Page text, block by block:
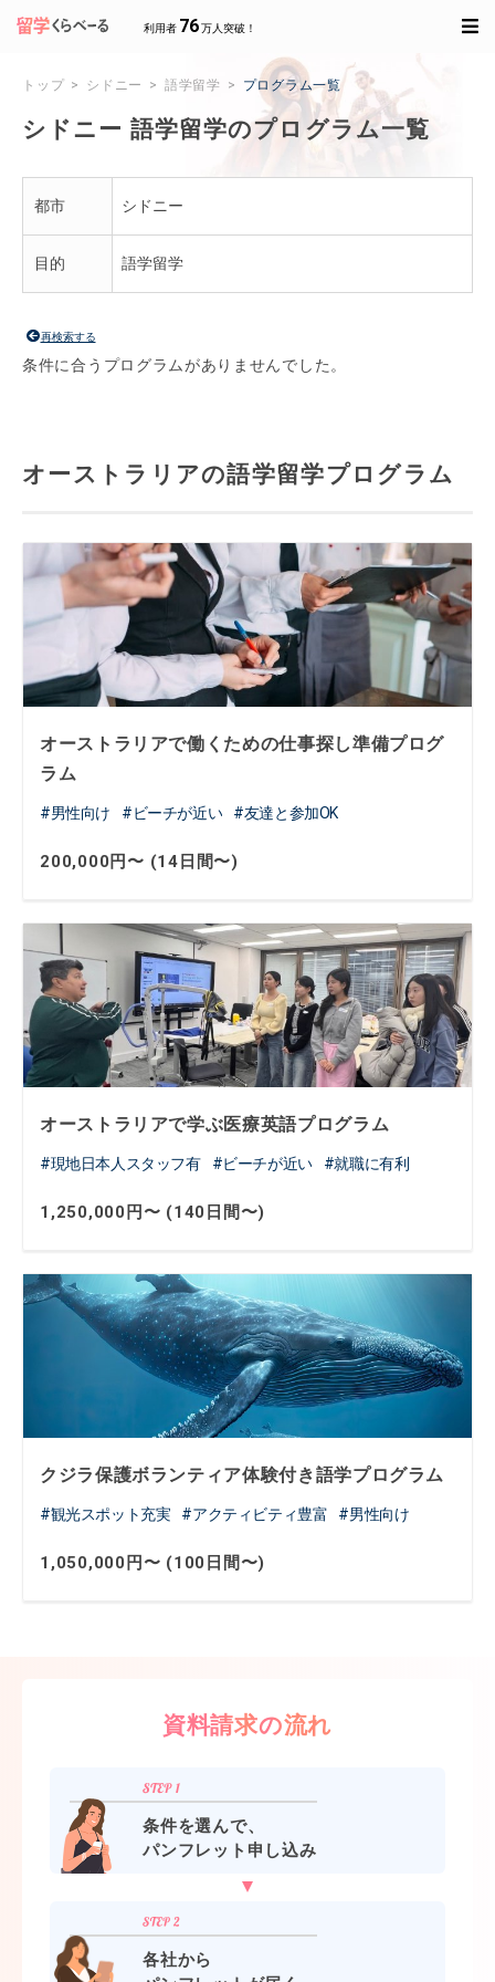
利用者 76万人突破！
トップ シドニー 語学留学 プログラム一覧
シドニー 語学留学のプログラム一覧
都市 シドニー
目的 語学留学
再検索する
条件に合うプログラムがありませんでした。
オーストラリアの語学留学プログラム
オーストラリアで働くための仕事探し準備プログ
ラム
男性向け ビーチが近い 友達と参加OK
200,000円〜 (14日間〜)
オーストラリアで学ぶ医療英語プログラム
現地日本人スタッフ有 ビーチが近い 就職に有利
1,250,000円〜 (140日間〜)
クジラ保護ボランティア体験付き語学プログラム
観光スポット充実 アクティビティ豊富 男性向け
1,050,000円〜 (100日間〜)
資料請求の流れ
条件を選んで、
パンフレット申し込み
各社から